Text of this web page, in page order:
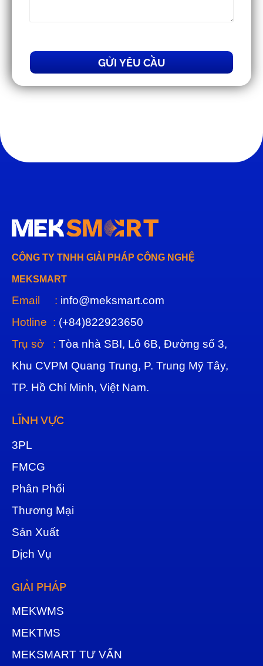
GỬI YÊU CẦU
CÔNG TY TNHH GIẢI PHÁP CÔNG NGHỆ
MEKSMART
Email : info@meksmart.com
Hotline : (+84)822923650
Trụ sở : Tòa nhà SBI, Lô 6B, Đường số 3,
Khu CVPM Quang Trung, P. Trung Mỹ Tây,
TP. Hồ Chí Minh, Việt Nam.
LĨNH VỰC
3PL
FMCG
Phân Phối
Thương Mại
Sản Xuất
Dịch Vụ
GIẢI PHÁP
MEKWMS
MEKTMS
MEKSMART TƯ VẤN